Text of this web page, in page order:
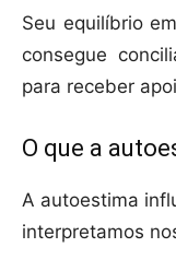
Seu equilíbrio
consegue
para receber
O que a
A autoestima
interpretamos